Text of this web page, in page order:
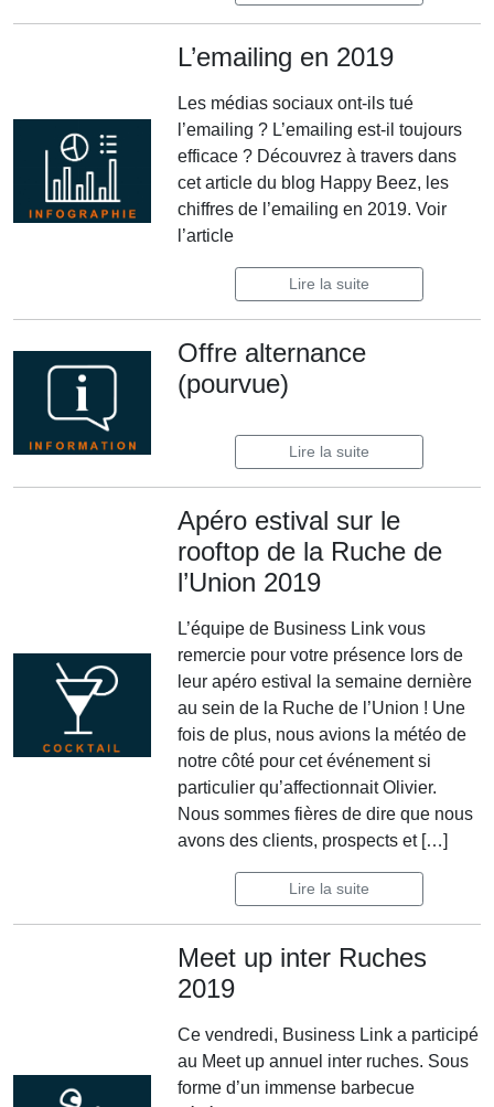
L’emailing en 2019
Les médias sociaux ont-ils tué
l’emailing ? L’emailing est-il toujours
efficace ? Découvrez à travers dans
cet article du blog Happy Beez, les
chiffres de l’emailing en 2019. Voir
l’article
Lire la suite
Offre alternance
(pourvue)
Lire la suite
Apéro estival sur le
rooftop de la Ruche de
l’Union 2019
L’équipe de Business Link vous
remercie pour votre présence lors de
leur apéro estival la semaine dernière
au sein de la Ruche de l’Union ! Une
fois de plus, nous avions la météo de
notre côté pour cet événement si
particulier qu’affectionnait Olivier.
Nous sommes fières de dire que nous
avons des clients, prospects et […]
Lire la suite
Meet up inter Ruches
2019
Ce vendredi, Business Link a participé
au Meet up annuel inter ruches. Sous
forme d’un immense barbecue